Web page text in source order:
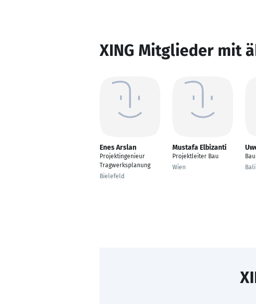
XING Mitglieder mit
Enes Arslan
Projektingenieur
Tragwerksplanung
Bielefeld
Mustafa Elbizanti
Projektleiter Bau
Wien